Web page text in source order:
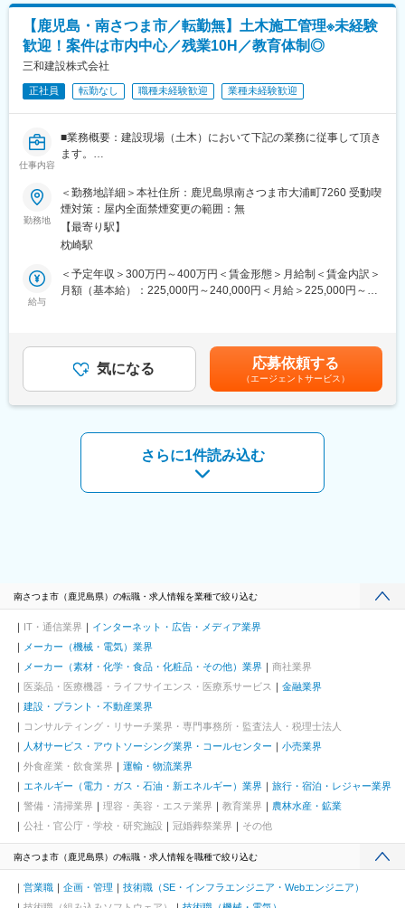
事業案内、支店見学、OJTと座学実務ともに研修は充実しており
ます。
先輩社員と数か月は一緒に行動していただき学んでいただきま
す。
独り立ちする時期は、習得レベルに応じて決めていきますので、
ご安心ください。
創業以来一貫して24時間365日何かあれば対応できる体制を整え
ており、
がり、広く支持を受けています
変更の範囲：会社の定める業務
ん。
・手がける案件は土木の公共工事／道路工事、河川港湾工事など
もあります。
・入社後は未経験の方でも流れから理解いただけるよう、先輩社
員について業務をレクチャーいただくところからスタートしま
す。徐々に簡単な補助業務からお任せしていきますので、ご安心
ください。
・経験をお持ちの方はこれまでの経験に応じて1つずつ案件を業務
をお任せしていきます。
現在職場には21名の社員が在籍しており、20代が2名、その他40
代を中心に60代以上の方も活躍中です。住まいは南さつま市、南
九州市エリアからの通勤者が多く、もちろん車通勤可能です。
・2024年度からは年間を通じて「完全週休２日制」としていま
す。正月やGW、お盆の長期休暇もしっかりと確保しているため、
■特徴：
当社は創業52年の総合建設業です。南さつま市一円にて公共工事
を主体に土木工事、とび土木工事、舗装工事、解体工事を行って
【鹿児島・南さつま市／転勤無】土木施工管理※未経験
歓迎！案件は市内中心／残業10H／教育体制◎
三和建設株式会社
正社員 転勤なし 職種未経験歓迎 業種未経験歓迎
仕事内容
■業務概要：建設現場（土木）において下記の業務に従事して頂き
ます。
・予算管理(必要経費の計算、実費の把握)
・工程管理(工事が効率的に進むように段取る)
・下請け工事業者の手配
・資材置き場の確保/工事用電源の確保
・工事開始時の近隣への挨拶
■組織構成：
■業務内容補足：
・施工対象…道路、河川、橋梁、上下水道
・受注金額…1件あたりの工事受注額は1000万～7000万が主な受
・年間担当件数…受注の状況により２件～3件の工事にご対応いた
・担当エリア…南薩摩市内の工事がほとんどです。
・出張…薩摩市内の案件のため、日帰りでの工事がほとんどで
■魅力：
・残業10時間程度／ほぼありません。
社長として社員のプライベートも充実させて欲しいという思いが
あり、書類作成等が終わればすぐ帰るようにして頂いておりま
す。
・資格取得は全額会社にて支給しています。
試験を受けるまでの予備校の講習代、受験費用は全額負担。
変更の範囲：会社の定める業務
勤務地
＜勤務地詳細＞本社住所：鹿児島県南さつま市大浦町7260 受動喫
煙対策：屋内全面禁煙変更の範囲：無
【最寄り駅】
枕崎駅
給与
＜予定年収＞300万円～400万円＜賃金形態＞月給制＜賃金内訳＞
月額（基本給）：225,000円～240,000円＜月給＞225,000円～
す。月給(月額)は固定手当を含めた表記です。
気になる 応募依頼する
（エージェントサービス）
さらに1件読み込む
南さつま市（鹿児島県）の転職・求人情報を業種で絞り込む
IT・通信業界
インターネット・広告・メディア業界
メーカー（機械・電気）業界
メーカー（素材・化学・食品・化粧品・その他）業界
商社業界
医薬品・医療機器・ライフサイエンス・医療系サービス
金融業界
建設・プラント・不動産業界
コンサルティング・リサーチ業界・専門事務所・監査法人・税理士法人
人材サービス・アウトソーシング業界・コールセンター
小売業界
外食産業・飲食業界
運輸・物流業界
エネルギー（電力・ガス・石油・新エネルギー）業界
旅行・宿泊・レジャー業界
警備・清掃業界
理容・美容・エステ業界 教育業界
農林水産・鉱業
公社・官公庁・学校・研究施設
冠婚葬祭業界 その他
南さつま市（鹿児島県）の転職・求人情報を職種で絞り込む
営業職 企画・管理
技術職（SE・インフラエンジニア・Webエンジニア）